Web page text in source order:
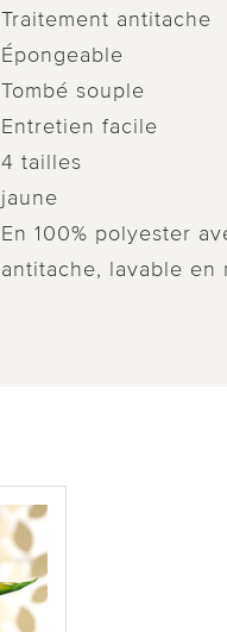
Traitement antitache
Épongeable
Tombé souple
Entretien facile
4 tailles
jaune
En 100% polyester
antitache, lavable en